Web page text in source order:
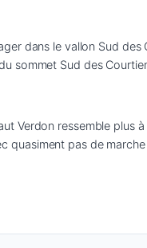
dans le vallon Sud
sommet Sud des
Verdon ressemble
quasiment pas de